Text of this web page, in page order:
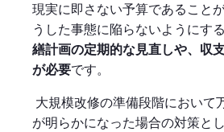
現実に即さない予算であること
うした事態に陥らないようにする
繕計画の定期的な見直しや、収
が必要です。
大規模改修の準備段階において
が明らかになった場合の対策と